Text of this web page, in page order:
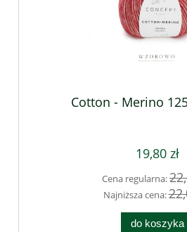
Cotton - Merino
19,80 zł
Cena regularna:
Najniższa cena:
do koszyka